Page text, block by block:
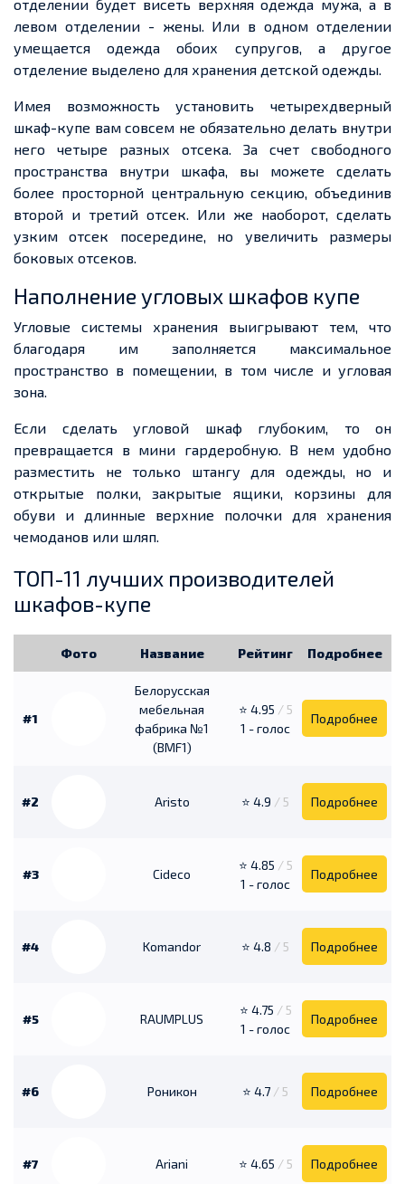
отделении будет висеть верхняя одежда мужа, а в
левом отделении - жены. Или в одном отделении
умещается одежда обоих супругов, а другое
отделение выделено для хранения детской одежды.
Имея возможность установить четырехдверный
шкаф-купе вам совсем не обязательно делать внутри
него четыре разных отсека. За счет свободного
пространства внутри шкафа, вы можете сделать
более просторной центральную секцию, объединив
второй и третий отсек. Или же наоборот, сделать
узким отсек посередине, но увеличить размеры
боковых отсеков.
Наполнение угловых шкафов купе
Угловые системы хранения выигрывают тем, что
благодаря им заполняется максимальное
пространство в помещении, в том числе и угловая
зона.
Если сделать угловой шкаф глубоким, то он
превращается в мини гардеробную. В нем удобно
разместить не только штангу для одежды, но и
открытые полки, закрытые ящики, корзины для
обуви и длинные верхние полочки для хранения
чемоданов или шляп.
ТОП-11 лучших производителей
шкафов-купе
Фото Название Рейтинг Подробнее
#1
Белорусская
мебельная
фабрика №1
(BMF1)
⭐ 4.95 / 5
1 - голос
Подробнее
#2 Aristo ⭐ 4.9 / 5 Подробнее
#3 Cideco
⭐ 4.85 / 5
1 - голос
Подробнее
#4 Komandor ⭐ 4.8 / 5 Подробнее
#5 RAUMPLUS
⭐ 4.75 / 5
1 - голос
Подробнее
#6 Роникон ⭐ 4.7 / 5 Подробнее
#7 Ariani ⭐ 4.65 / 5 Подробнее